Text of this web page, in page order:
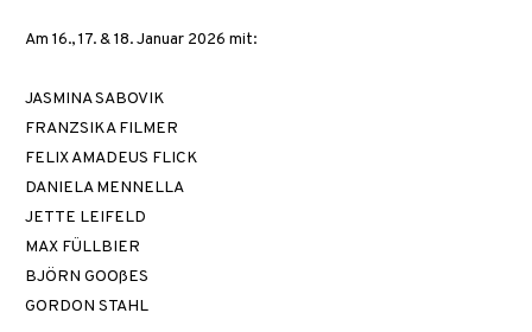
Am 16., 17. & 18. Januar 2026 mit:
JASMINA SABOVIK
FRANZSIKA FILMER
FELIX AMADEUS FLICK
DANIELA MENNELLA
JETTE LEIFELD
MAX FÜLLBIER
BJÖRN GOOßES
GORDON STAHL